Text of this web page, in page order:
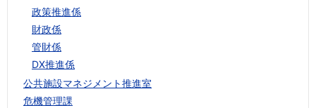
政策推進係
財政係
管財係
DX推進係
公共施設マネジメント推進室
危機管理課